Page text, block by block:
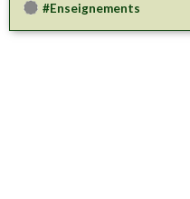
#Enseignements